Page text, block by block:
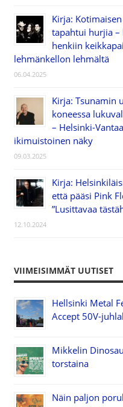
Kirja:
tapahtui hurjia –
henkiin
lehmänkellon lehmältä
06.04.2025
Kirja: Tsunamin
koneessa
– Helsinki-
ikimuistoinen näky
09.03.2025
Kirja:
että pääsi Pink
”Lusittavaa
12.10.2024
VIIMEISIMMÄT UUTISET
Hellsinki Metal
Accept 50V-
Mikkelin
torstaina
Näin paljon